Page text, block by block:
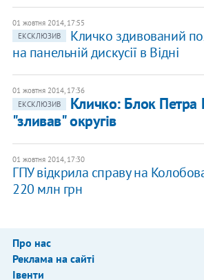
01 жовтня 2014, 17:55
ЕКСКЛЮЗИВ
Кличко здивований
на панельній дискусії в Відні
01 жовтня 2014, 17:36
ЕКСКЛЮЗИВ
Кличко: Блок
"зливав" округів
01 жовтня 2014, 17:30
ГПУ відкрила справу на
220 млн грн
Про нас
Реклама на сайті
Івенти